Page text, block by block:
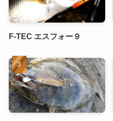
F-TEC エスフォー９